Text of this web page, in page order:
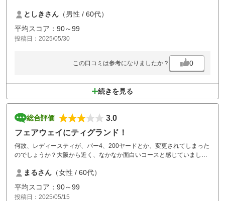
た。としきさん （男性 / 60代）
平均スコア：90～99
投稿日：2025/05/30
この口コミは参考になりましたか？ 0
続きを見る
総合評価
3.0
フェアウェイにティグランド！
何故、レディースティが、パー4、200ヤードとか、変更されてしまった
のでしょうか？大阪から近く、なかなか面白いコースと感じていました
けません。以降の利用、コンペなどは無いと感じました。
まるさん （女性 / 60代）
平均スコア：90～99
投稿日：2025/05/15